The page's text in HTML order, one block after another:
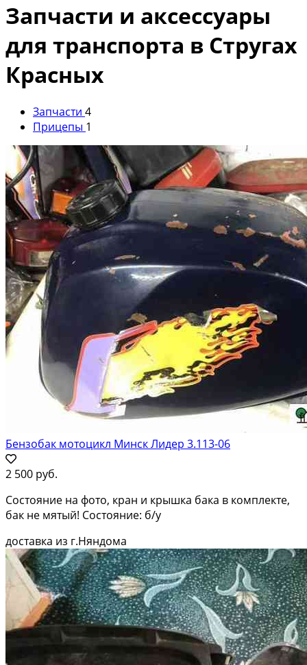
Запчасти и аксессуары
для транспорта в Стругах
Красных
Запчасти 4
Прицепы 1
Бензобак мотоцикл Минск Лидер 3.113-06
2 500 руб.
Состояние на фото, кран и крышка бака в комплекте,
бак не мятый! Состояние: б/у
доставка из г.Няндома